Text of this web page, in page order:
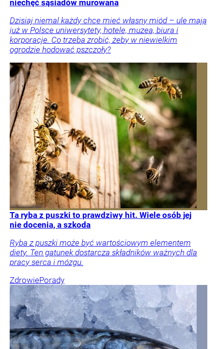
niechęć sąsiadów murowana
Dzisiaj niemal każdy chce mieć własny miód – ule mają
już w Polsce uniwersytety, hotele, muzea, biura i
korporacje. Co trzeba zrobić, żeby w niewielkim
ogrodzie hodować pszczoły?
Ta ryba z puszki to prawdziwy hit. Wiele osób jej
nie docenia, a szkoda
Ryba z puszki może być wartościowym elementem
diety. Ten gatunek dostarcza składników ważnych dla
pracy serca i mózgu.
ZdrowiePorady